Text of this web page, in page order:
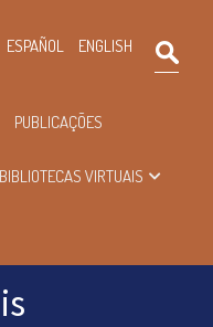
ESPAÑOL ENGLISH
PUBLICAÇÕES
BIBLIOTECAS VIRTUAIS